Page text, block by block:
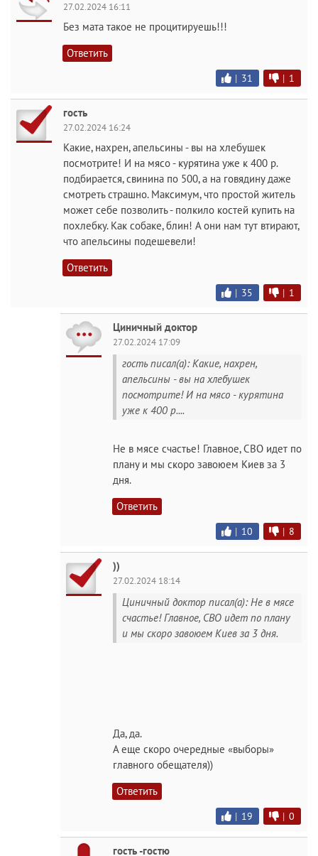
27.02.2024 16:11
Без мата такое не процитируешь!!!
Ответить
| 31 | 1
гость
27.02.2024 16:24
Какие, нахрен, апельсины - вы на хлебушек
посмотрите! И на мясо - курятина уже к 400 р.
подбирается, свинина по 500, а на говядину даже
смотреть страшно. Максимум, что простой житель
может себе позволить - полкило костей купить на
похлебку. Как собаке, блин! А они нам тут втирают,
что апельсины подешевели!
Ответить
| 35 | 1
Циничный доктор
27.02.2024 17:09
гость писал(а): Какие, нахрен,
апельсины - вы на хлебушек
посмотрите! И на мясо - курятина
уже к 400 р....
Не в мясе счастье! Главное, СВО идет по
плану и мы скоро завоюем Киев за 3
дня.
Ответить
| 10 | 8
))
27.02.2024 18:14
Циничный доктор писал(а): Не в мясе
счастье! Главное, СВО идет по плану
и мы скоро завоюем Киев за 3 дня.
Да, да.
А еще скоро очередные «выборы»
главного обещателя))
Ответить
| 19 | 0
гость -гостю